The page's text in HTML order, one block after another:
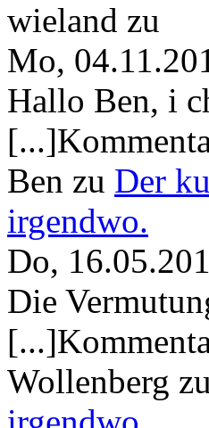
wieland zu
Mo,
Hallo Ben, i
Ben zu Der
irgendwo.
Do,
Die
Wollenberg zu